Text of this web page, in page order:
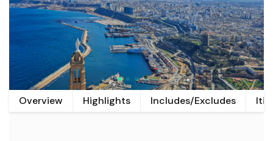
Overview Highlights Includes/Excludes